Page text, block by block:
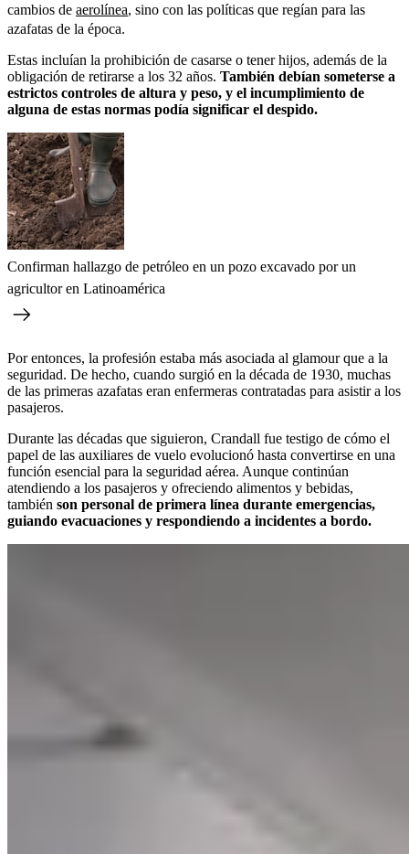
cambios de aerolínea, sino con las políticas que regían para las
azafatas de la época.
Estas incluían la prohibición de casarse o tener hijos, además de la
obligación de retirarse a los 32 años. También debían someterse a
estrictos controles de altura y peso, y el incumplimiento de
alguna de estas normas podía significar el despido.
Confirman hallazgo de petróleo en un pozo excavado por un
agricultor en Latinoamérica
Por entonces, la profesión estaba más asociada al glamour que a la
seguridad. De hecho, cuando surgió en la década de 1930, muchas
de las primeras azafatas eran enfermeras contratadas para asistir a los
pasajeros.
Durante las décadas que siguieron, Crandall fue testigo de cómo el
papel de las auxiliares de vuelo evolucionó hasta convertirse en una
función esencial para la seguridad aérea. Aunque continúan
atendiendo a los pasajeros y ofreciendo alimentos y bebidas,
también son personal de primera línea durante emergencias,
guiando evacuaciones y respondiendo a incidentes a bordo.